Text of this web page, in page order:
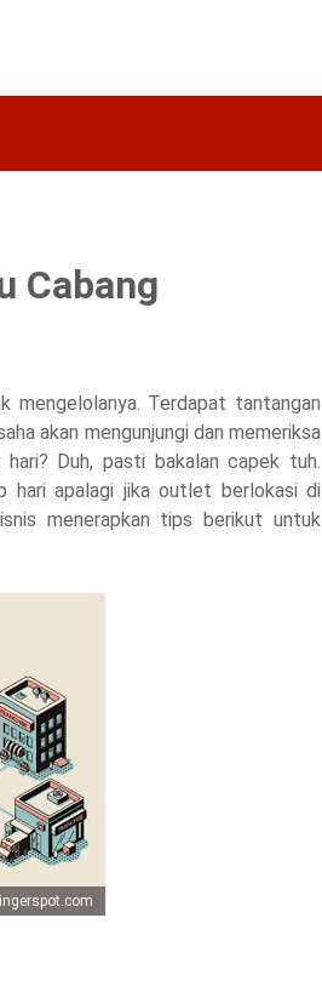
Cabang
mengelolanya. Terdapat tantangan
akan mengunjungi dan memeriksa
Duh, pasti bakalan capek tuh.
hari apalagi jika outlet berlokasi di
menerapkan tips berikut untuk